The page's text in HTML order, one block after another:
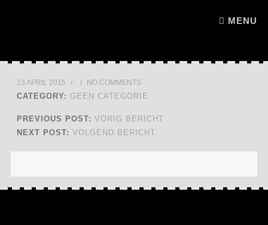
MENU
13 APRIL 2015 / / NO COMMENTS
CATEGORY: GEEN CATEGORIE
PREVIOUS POST: VORIG BERICHT
NEXT POST: VOLGEND BERICHT